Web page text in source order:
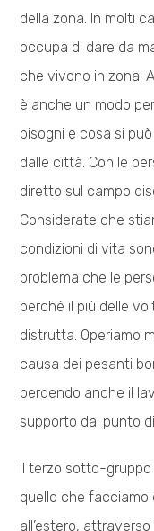
della zona. In molti
occupa di dare da
che vivono in zona.
è anche un modo
bisogni e cosa si
dalle città. Con le
diretto sul campo
Considerate che
condizioni di vita
problema che le
perché il più delle
distrutta. Operiamo
causa dei pesanti
perdendo anche il
supporto dal punto
Il terzo sotto-
quello che facciamo
all’estero,